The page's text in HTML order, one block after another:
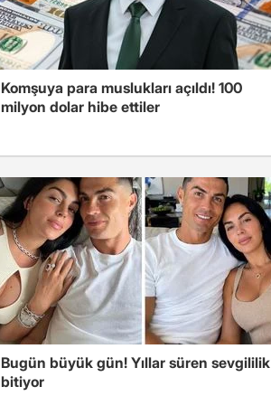
Komşuya para muslukları açıldı! 100
milyon dolar hibe ettiler
Bugün büyük gün! Yıllar süren sevgililik
bitiyor